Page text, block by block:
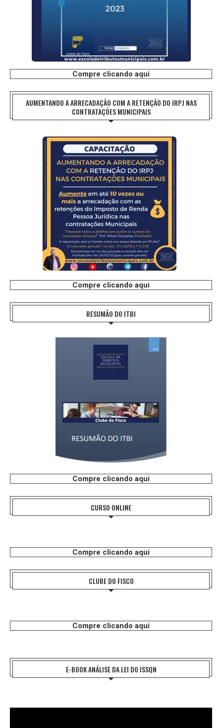
Compre clicando aqui
AUMENTANDO A ARRECADAÇÃO COM A RETENÇÃO DO IRPJ NAS
CONTRATAÇÕES MUNICIPAIS
Compre clicando aqui
RESUMÃO DO ITBI
Compre clicando aqui
CURSO ONLINE
Compre clicando aqui
CLUBE DO FISCO
Compre clicando aqui
E-BOOK ANÁLISE DA LEI DO ISSQN